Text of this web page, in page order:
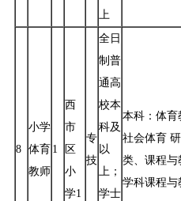
上
8
小学
体育
教师
1
西
市
区
小
学1
专
技
全日
制普
通高
校本
科及
以
上；
学士
本科：体育
社会体育
类、课程与
学科课程与